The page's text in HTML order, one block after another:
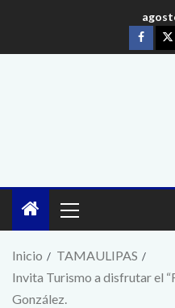
Inicio
TAMAULIPAS
Invita Turismo a disfrutar el
González.